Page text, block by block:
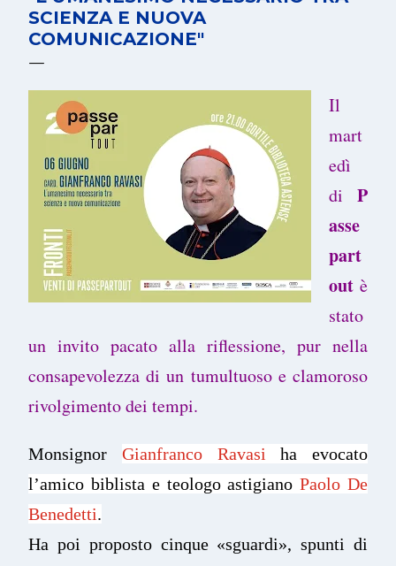
SCIENZA E NUOVA
COMUNICAZIONE"
Il
mart
edì
di P
asse
part
out è
stato
un invito pacato alla riflessione, pur nella
consapevolezza di un tumultuoso e clamoroso
rivolgimento dei tempi.
Monsignor Gianfranco Ravasi ha evocato
l’amico biblista e teologo astigianoPaolo De
Benedetti.
Ha poi proposto cinque «sguardi», spunti di